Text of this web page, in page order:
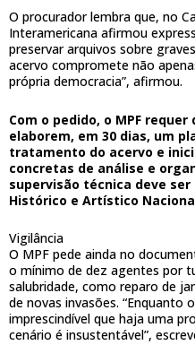
O procurador lembra que, no
Interamericana afirmou
preservar arquivos sobre
acervo compromete não
própria democracia”, afirmou.
Com o pedido, o MPF
elaborem, em 30 dias, um
tratamento do acervo e
concretas de análise e
supervisão técnica deve
Histórico e Artístico
Vigilância
O MPF pede ainda no
o mínimo de dez agentes por
salubridade, como reparo de
de novas invasões. “Enquanto
imprescindível que haja uma
cenário é insustentável”,